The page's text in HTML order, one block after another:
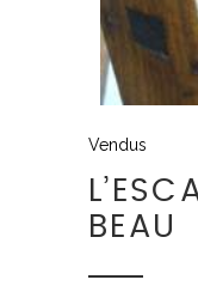
Vendus
BEAU